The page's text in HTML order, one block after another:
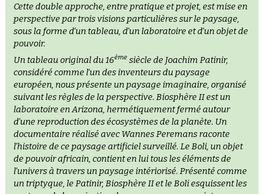
Cette double approche, entre pratique et projet, est mise en
perspective par trois visions particulières sur le paysage,
sous la forme d’un tableau, d’un laboratoire et d’un objet de
pouvoir.
Un tableau original du 16ème siècle de Joachim Patinir,
considéré comme l’un des inventeurs du paysage
européen, nous présente un paysage imaginaire, organisé
suivant les règles de la perspective. Biosphère II est un
laboratoire en Arizona, hermétiquement fermé autour
d’une reproduction des écosystèmes de la planète. Un
documentaire réalisé avec Wannes Peremans raconte
l’histoire de ce paysage artificiel surveillé. Le Boli, un objet
de pouvoir africain, contient en lui tous les éléments de
l’univers à travers un paysage intériorisé. Présenté comme
un triptyque, le Patinir, Biosphère II et le Boli esquissent les